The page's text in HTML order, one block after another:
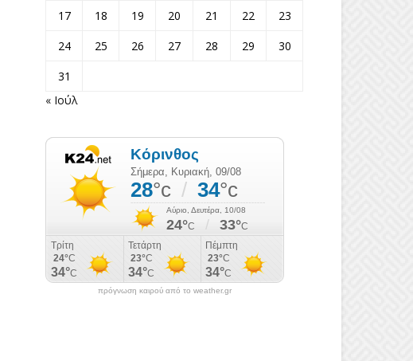
17
18 19 20 21 22
23
24
25 26 27 28 29
30
31
« Ιούλ
πρόγνωση καιρού από το weather.gr